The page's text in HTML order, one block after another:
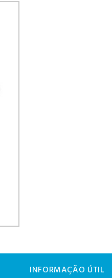
INFORMAÇÃO ÚTIL